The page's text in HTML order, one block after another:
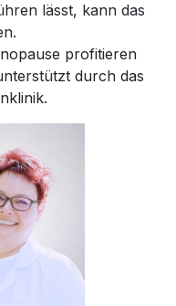
lässt, kann das
profitieren
durch das